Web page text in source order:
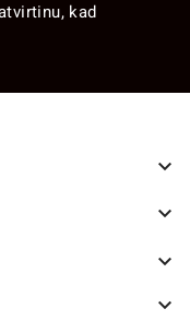
kad



